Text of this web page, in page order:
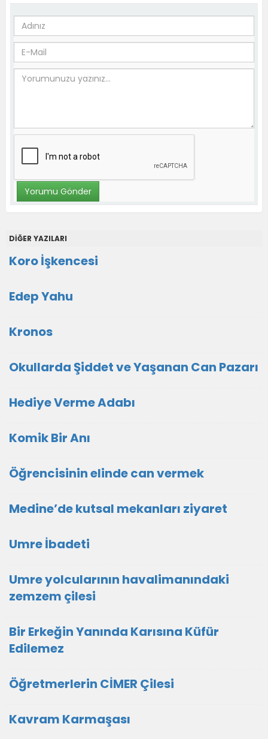
DİĞER YAZILARI
Koro İşkencesi
Edep Yahu
Kronos
Okullarda Şiddet ve Yaşanan Can Pazarı
Hediye Verme Adabı
Komik Bir Anı
Öğrencisinin elinde can vermek
Medine’de kutsal mekanları ziyaret
Umre İbadeti
Umre yolcularının havalimanındaki
zemzem çilesi
Bir Erkeğin Yanında Karısına Küfür
Edilemez
Öğretmerlerin CİMER Çilesi
Kavram Karmaşası